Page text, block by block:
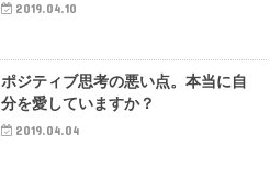
2019.04.10
ポジティブ思考の悪い点。本当に自
分を愛していますか？
2019.04.04